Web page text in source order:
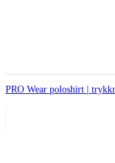
PRO Wear poloshirt |